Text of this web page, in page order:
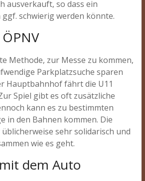
ausverkauft, so dass ein
schwierig werden könnte.
Methode, zur Messe zu kommen,
Parkplatzsuche sparen
Hauptbahnhof fährt die U11
Spiel gibt es oft zusätzliche
kann es zu bestimmten
in den Bahnen kommen. Die
sehr solidarisch und
wie es geht.
dem Auto